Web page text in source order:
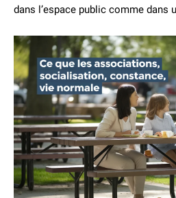
dans l’espace public comme dans